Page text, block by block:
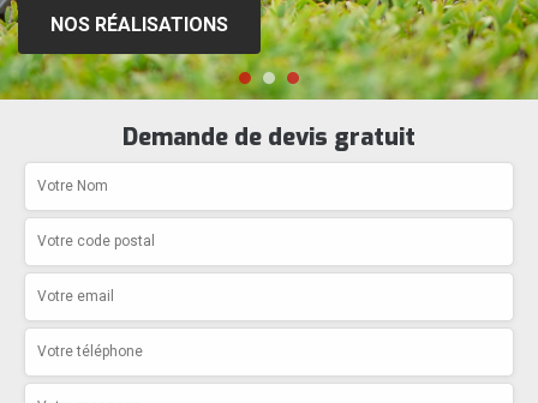
NOS RÉALISATIONS
Demande de devis gratuit